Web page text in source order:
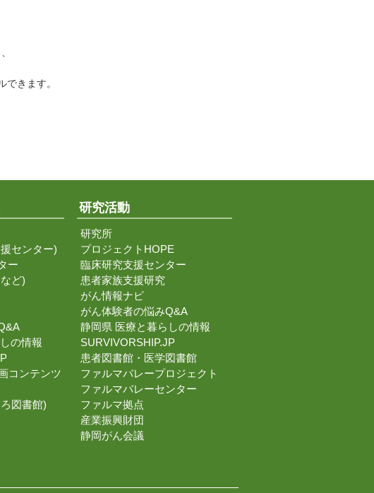
きます。
センター)
ー
ど)
の情報
コンテンツ
図書館)
研究活動
研究所
プロジェクトHOPE
臨床研究支援センター
患者家族支援研究
がん情報ナビ
がん体験者の悩みQ&A
静岡県 医療と暮らしの情報
SURVIVORSHIP.JP
患者図書館・医学図書館
ファルマバレープロジェクト
ファルマバレーセンター
ファルマ拠点
産業振興財団
静岡がん会議